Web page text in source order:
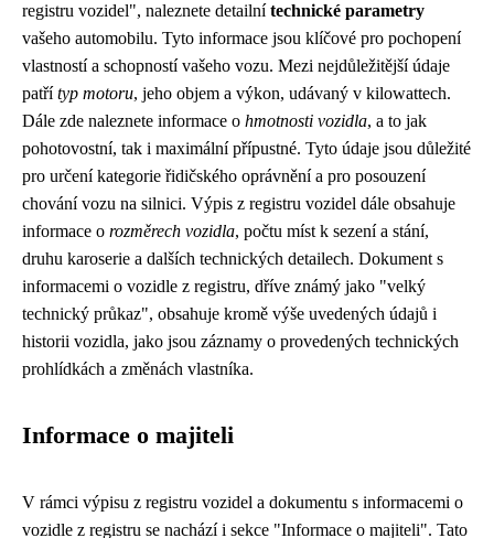
registru vozidel", naleznete detailnítechnické parametry
vašeho automobilu. Tyto informace jsou klíčové pro pochopení
vlastností a schopností vašeho vozu. Mezi nejdůležitější údaje
patřítyp motoru, jeho objem a výkon, udávaný v kilowattech.
Dále zde naleznete informace o hmotnosti vozidla, a to jak
pohotovostní, tak i maximální přípustné. Tyto údaje jsou důležité
pro určení kategorie řidičského oprávnění a pro posouzení
chování vozu na silnici. Výpis z registru vozidel dále obsahuje
informace o rozměrech vozidla, počtu míst k sezení a stání,
druhu karoserie a dalších technických detailech. Dokument s
informacemi o vozidle z registru, dříve známý jako "velký
technický průkaz", obsahuje kromě výše uvedených údajů i
historii vozidla, jako jsou záznamy o provedených technických
prohlídkách a změnách vlastníka.
Informace o majiteli
V rámci výpisu z registru vozidel a dokumentu s informacemi o
vozidle z registru se nachází i sekce "Informace o majiteli". Tato